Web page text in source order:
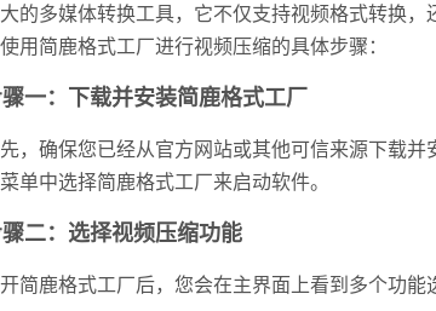
的多媒体转换工具，它不仅支持视频格式转换
用简鹿格式工厂进行视频压缩的具体步骤：
一：下载并安装简鹿格式工厂
，确保您已经从官方网站或其他可信来源下载并
单中选择简鹿格式工厂来启动软件。
二：选择视频压缩功能
简鹿格式工厂后，您会在主界面上看到多个功能